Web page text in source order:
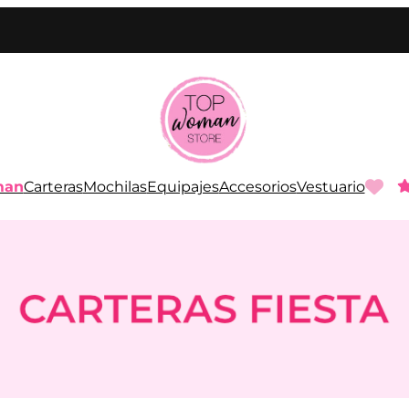
CarterasMochilasEquipajesAccesoriosVestuario